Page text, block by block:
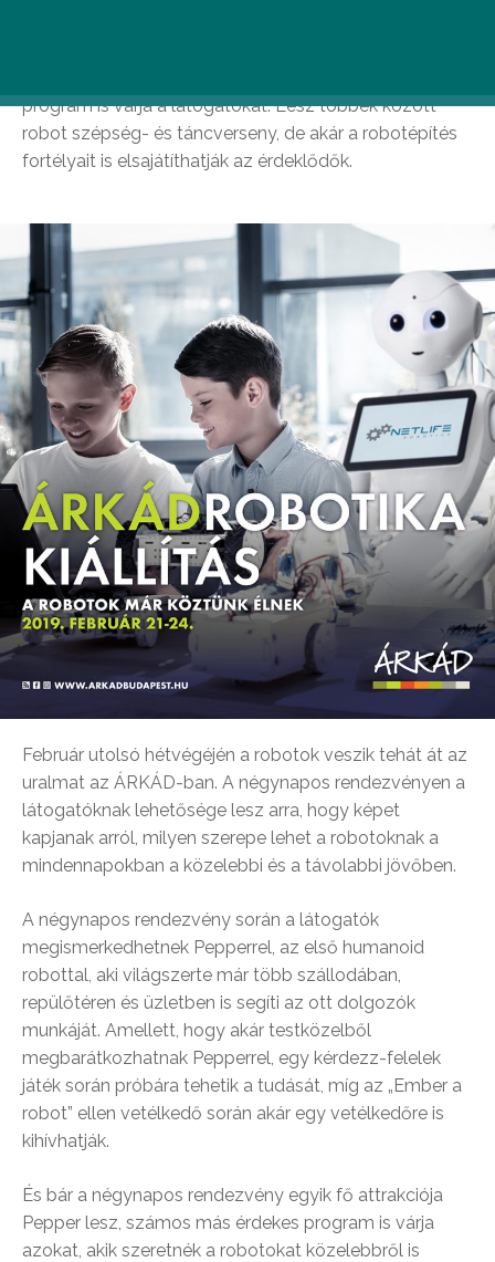
program is várja a látogatókat. Lesz többek között
robot szépség- és táncverseny, de akár a robotépítés
fortélyait is elsajátíthatják az érdeklődők.
Február utolsó hétvégéjén a robotok veszik tehát át az
uralmat az ÁRKÁD-ban. A négynapos rendezvényen a
látogatóknak lehetősége lesz arra, hogy képet
kapjanak arról, milyen szerepe lehet a robotoknak a
mindennapokban a közelebbi és a távolabbi jövőben.
A négynapos rendezvény során a látogatók
megismerkedhetnek Pepperrel, az első humanoid
robottal, aki világszerte már több szállodában,
repülőtéren és üzletben is segíti az ott dolgozók
munkáját. Amellett, hogy akár testközelből
megbarátkozhatnak Pepperrel, egy kérdezz-felelek
játék során próbára tehetik a tudását, míg az „Ember a
robot” ellen vetélkedő során akár egy vetélkedőre is
kihívhatják.
És bár a négynapos rendezvény egyik fő attrakciója
Pepper lesz, számos más érdekes program is várja
azokat, akik szeretnék a robotokat közelebbről is